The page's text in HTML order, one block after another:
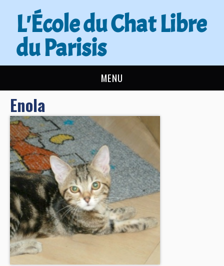
L'École du Chat Libre
du Parisis
MENU
L’ÉCOLE DU CHAT
ACTUALITÉS
ADOPTER
NOUS AIDER
CONTACT
BOUTIQUE
FORUM
Enola